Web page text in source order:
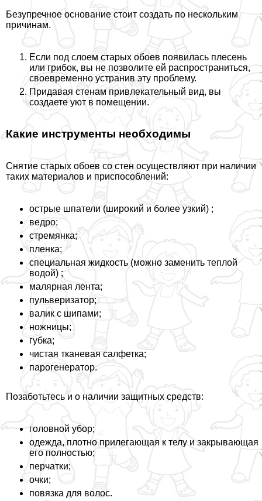
Безупречное основание стоит создать по нескольким
причинам.
Если под слоем старых обоев появилась плесень
или грибок, вы не позволите ей распространиться,
своевременно устранив эту проблему.
Придавая стенам привлекательный вид, вы
создаете уют в помещении.
Какие инструменты необходимы
Снятие старых обоев со стен осуществляют при наличии
таких материалов и приспособлений:
острые шпатели (широкий и более узкий) ;
ведро;
стремянка;
пленка;
специальная жидкость (можно заменить теплой
водой) ;
малярная лента;
пульверизатор;
валик с шипами;
ножницы;
губка;
чистая тканевая салфетка;
парогенератор.
Позаботьтесь и о наличии защитных средств:
головной убор;
одежда, плотно прилегающая к телу и закрывающая
его полностью;
перчатки;
очки;
повязка для волос.